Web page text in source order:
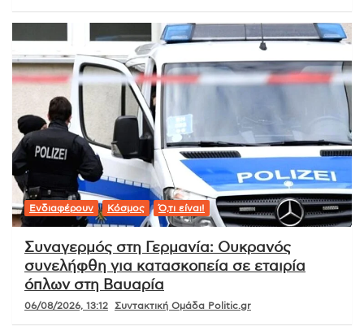
Ενδιαφέρουν Κόσμος Ό,τι είναι!
Συναγερμός στη Γερμανία: Ουκρανός
συνελήφθη για κατασκοπεία σε εταιρία
όπλων στη Βαυαρία
06/08/2026, 13:12 Συντακτική Ομάδα Politic.gr